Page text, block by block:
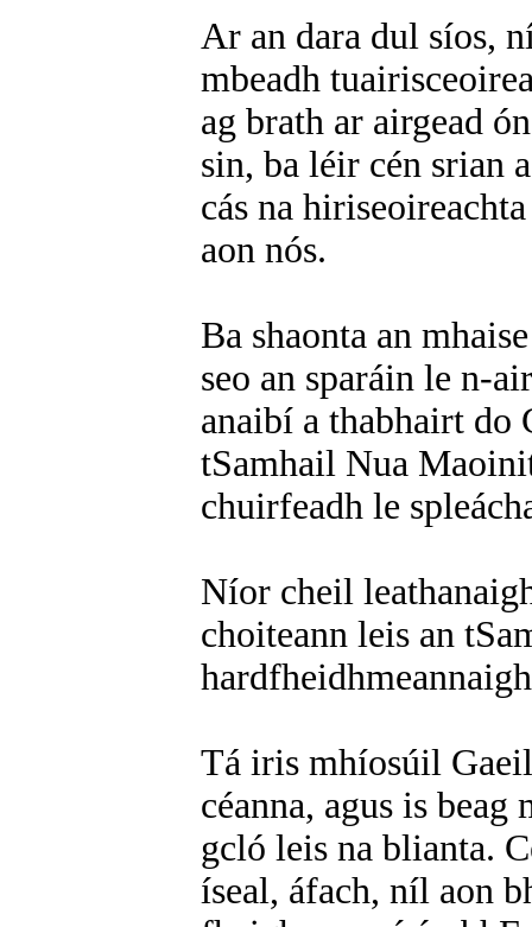
Ar an dara dul síos,
mbeadh
ag brath ar airgead
sin, ba léir cén srian
cás na
aon nós.
Ba shaonta an
seo an sparáin le n-
anaibí a thabhairt do
tSamhail Nua
chuirfeadh le
Níor cheil
choiteann leis an
Tá iris mhíosúil
céanna, agus is
gcló leis na blianta.
íseal, áfach, níl aon